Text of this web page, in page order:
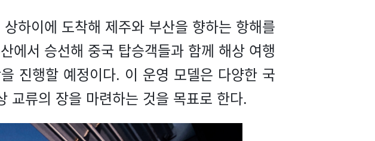
하이에 도착해 제주와 부산을 향하는 항해를
에서 승선해 중국 탑승객들과 함께 해상 여행
진행할 예정이다. 이 운영 모델은 다양한 국
교류의 장을 마련하는 것을 목표로 한다.